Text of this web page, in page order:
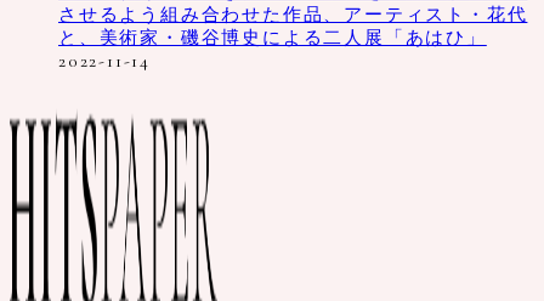
させるよう組み合わせた作品、アーティスト・花代
と、美術家・磯谷博史による二人展「あはひ」
2022-11-14